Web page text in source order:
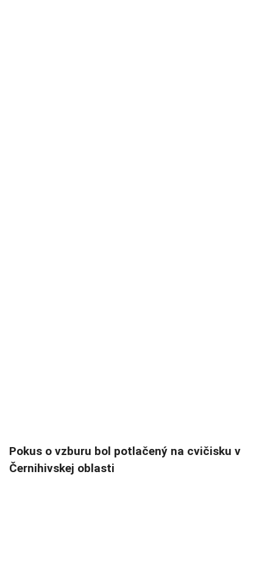
Pokus o vzburu bol potlačený na cvičisku v
Černihivskej oblasti